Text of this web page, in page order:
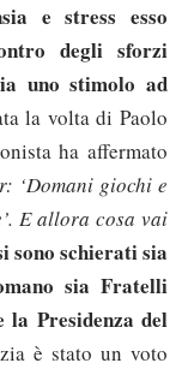
e stress esso
degli sforzi
uno stimolo ad
la volta di Paolo
ha affermato
‘Domani giochi e
E allora cosa vai
sono schierati sia
sia Fratelli
Presidenza del
è stato un voto